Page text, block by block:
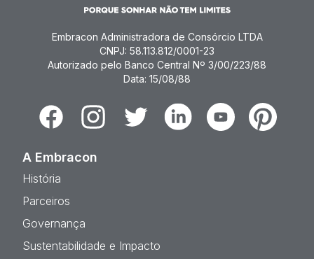
Embracon Administradora de Consórcio LTDA
CNPJ: 58.113.812/0001-23
Autorizado pelo Banco Central Nº 3/00/223/88
Data: 15/08/88
FacebookInstagramTwitter LinkedinYoutubePinterest
A Embracon
História
Parceiros
Governança
Sustentabilidade e Impacto